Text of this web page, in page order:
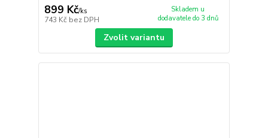
899 Kč/ks
743 Kč bez DPH
Skladem u
dodavatele do 3 dnů
Zvolit variantu